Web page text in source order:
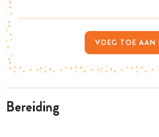
bereiding
VOEG TOE AAN